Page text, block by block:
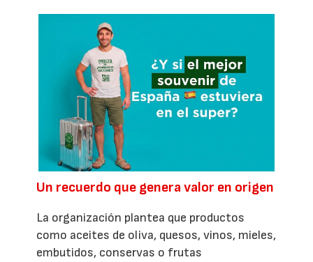
Un recuerdo que genera valor en origen
La organización plantea que productos
como aceites de oliva, quesos, vinos, mieles,
embutidos, conservas o frutas